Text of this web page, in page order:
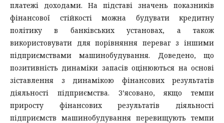
платежі доходами. На підставі значень показників
фінансової стійкості можна будувати кредитну
політику в банківських установах, а також
використовувати для порівняння переваг з іншими
підприємствами машинобудування. Доведено, що
позитивність динаміки запасів оцінюються на основі
зіставлення з динамікою фінансових результатів
діяльності підприємства. З’ясовано, якщо темпи
приросту фінансових результатів діяльності
підприємств машинобудування перевищують темпи